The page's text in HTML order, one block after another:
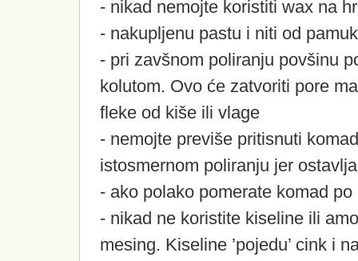
- nikad nemojte koristiti wax na
- nakupljenu pastu i niti od
- pri zavšnom poliranju povšinu
kolutom. Ovo će zatvoriti pore
fleke od kiše ili vlage
- nemojte previše pritisnuti
istosmernom poliranju jer
- ako polako pomerate komad
- nikad ne koristite kiseline ili
mesing. Kiseline ’pojedu’ cink i